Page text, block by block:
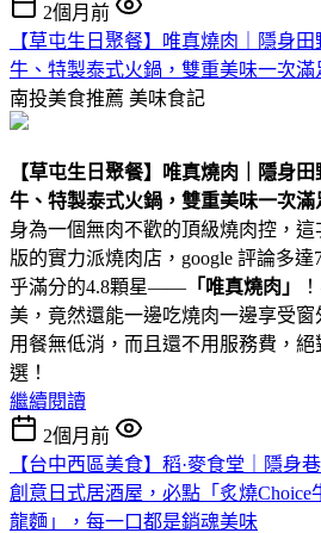
2個月前
【草屯生日聚餐】唯真燒肉｜隱身
牛、特製泰式火鍋，雙重美味一次滿
南投美食推薦 美味食記
【草屯生日聚餐】唯真燒肉｜隱身
牛、特製泰式火鍋，雙重美味一次滿
身為一個無肉不歡的頂級燒肉控，
版的實力派燒肉店，google 評論多
乎滿分的4.8顆星—— 「唯真燒肉」
美，竟然還能一邊吃燒肉一邊享受窗
用餐無低消，而且還不用服務費，
選！
繼續閱讀
2個月前
【台中西區美食】稻·麥食堂｜隱身
創意日式居酒屋，必點「炙燒
龍麵」，每一口都是銷魂美味